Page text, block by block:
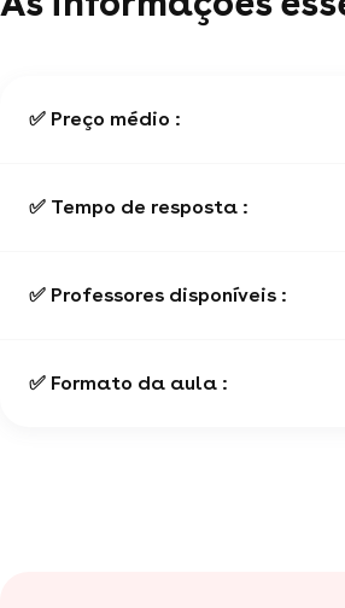
✅ Preço médio :
✅ Tempo de resposta :
✅ Professores disponíveis :
✅ Formato da aula :